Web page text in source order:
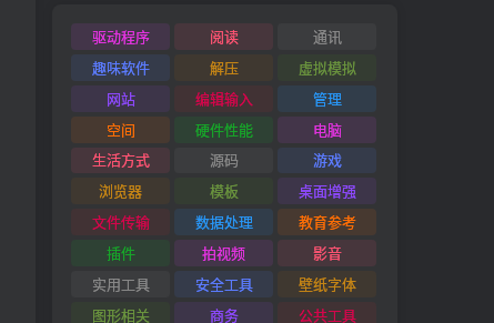
驱动程序 阅读
通讯
趣味软件
解压
虚拟模拟
网站
编辑输入
管理
空间
硬件性能
电脑
生活方式
源码
游戏
浏览器
模板
桌面增强
文件传输
数据处理
教育参考
插件
拍视频
影音
实用工具
安全工具
壁纸字体
图形相关
商务
公共工具